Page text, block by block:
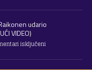
udario
VIDEO)
isključeni